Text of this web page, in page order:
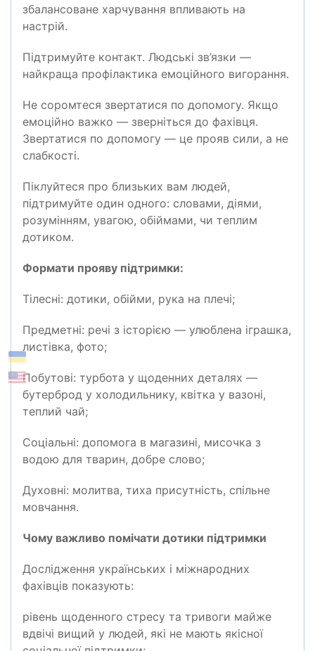
збалансоване харчування впливають на
настрій.
Підтримуйте контакт. Людські зв’язки —
найкраща профілактика емоційного вигорання.
Не соромтеся звертатися по допомогу. Якщо
емоційно важко — зверніться до фахівця.
Звертатися по допомогу — це прояв сили, а не
слабкості.
Піклуйтеся про близьких вам людей,
підтримуйте один одного: словами, діями,
розумінням, увагою, обіймами, чи теплим
дотиком.
Формати прояву підтримки:
Тілесні: дотики, обійми, рука на плечі;
Предметні: речі з історією — улюблена іграшка,
листівка, фото;
Побутові: турбота у щоденних деталях —
бутерброд у холодильнику, квітка у вазоні,
теплий чай;
Соціальні: допомога в магазині, мисочка з
водою для тварин, добре слово;
Духовні: молитва, тиха присутність, спільне
мовчання.
Чому важливо помічати дотики підтримки
Дослідження українських і міжнародних
фахівців показують:
рівень щоденного стресу та тривоги майже
вдвічі вищий у людей, які не мають якісної